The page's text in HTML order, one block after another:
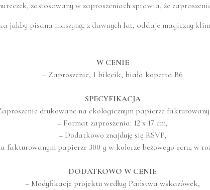
zastosowany w zaproszeniach sprawia, że
jakby pisana maszyną, z dawnych lat, oddaje magiczny
W CENIE
– Zaproszenie, 1 bilecik, biała koperta B6
SPECYFIKACJA
drukowane na ekologicznym papierze
– Format zaproszenia: 12 x 17 cm,
– Dodatkowo znajduję się RSVP,
fakturowanym papierze 300 g w kolorze beżowego ecru, w
DODATKOWO W CENIE
– Modyfikacje projektu według Państwa wskazówek,